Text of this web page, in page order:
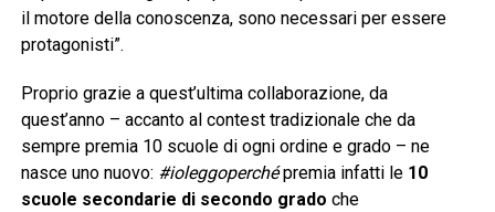
il motore della conoscenza, sono necessari per essere
protagonisti”.
Proprio grazie a quest’ultima collaborazione, da
quest’anno – accanto al contest tradizionale che da
sempre premia 10 scuole di ogni ordine e grado – ne
nasce uno nuovo: #ioleggoperché premia infatti le 10
scuole secondarie di secondo grado che